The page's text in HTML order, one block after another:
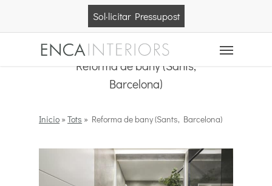
Sol·licitar Pressupost
Menu
Reforma de bany (Sants,
Barcelona)
Inicio »Tots » Reforma de bany (Sants, Barcelona)